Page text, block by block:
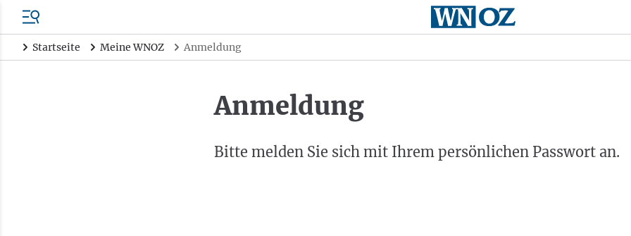
Startseite Meine WNOZ Anmeldung
Anmeldung
Bitte melden Sie sich mit Ihrem persönlichen Passwort an.